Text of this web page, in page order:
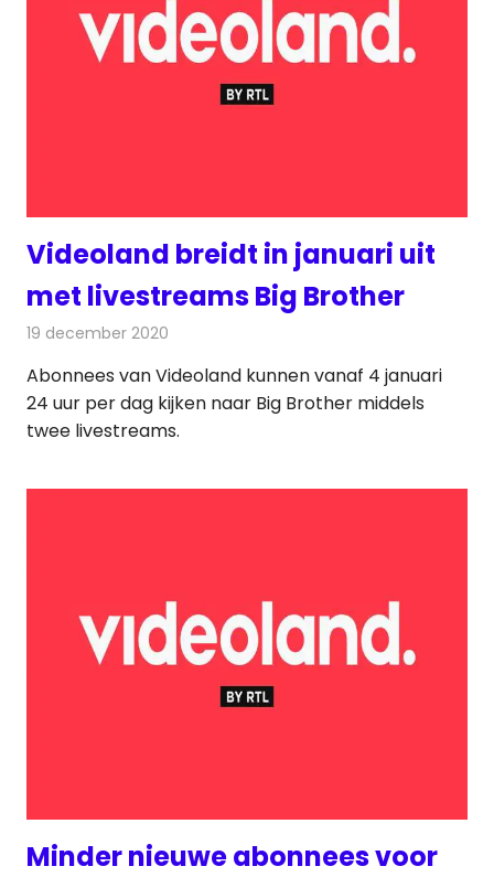
Videoland breidt in januari uit
met livestreams Big Brother
19 december 2020
Abonnees van Videoland kunnen vanaf 4 januari
24 uur per dag kijken naar Big Brother middels
twee livestreams.
Minder nieuwe abonnees voor